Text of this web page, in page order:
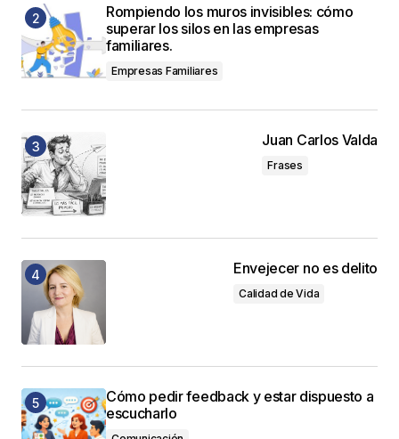
Rompiendo los muros invisibles: cómo
superar los silos en las empresas
familiares.
Empresas Familiares
Juan Carlos Valda
Frases
Envejecer no es delito
Calidad de Vida
Cómo pedir feedback y estar dispuesto a
escucharlo